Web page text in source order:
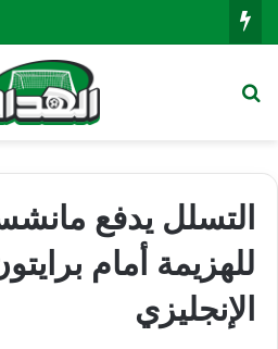
التسلل يدفع
للهزيمة أمام
الإنجليزي